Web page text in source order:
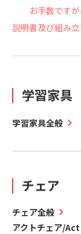
お手数ですが
説明書及び組み
学習家具
学習家具全般
チェア
チェア全般
アクトチェア/